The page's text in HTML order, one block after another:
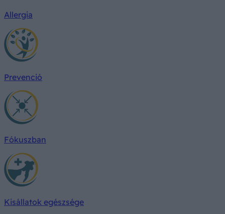
Allergia
Prevenció
Fókuszban
Kisállatok egészsége